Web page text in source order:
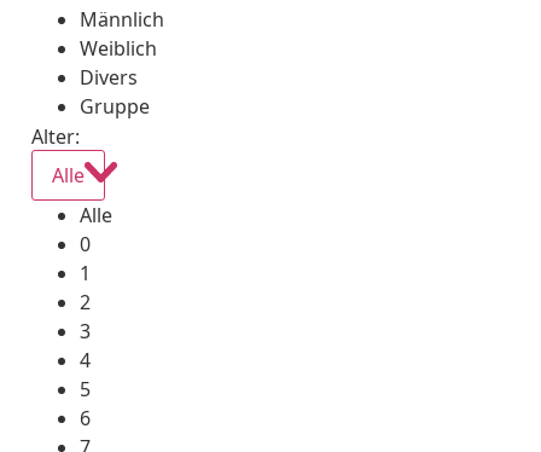
Männlich
Weiblich
Divers
Gruppe
Alter:
Alle
Alle
0
1
2
3
4
5
6
7